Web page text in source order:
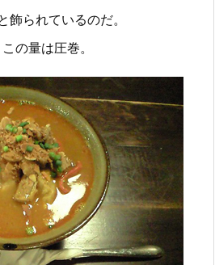
飾られているのだ。
の量は圧巻。